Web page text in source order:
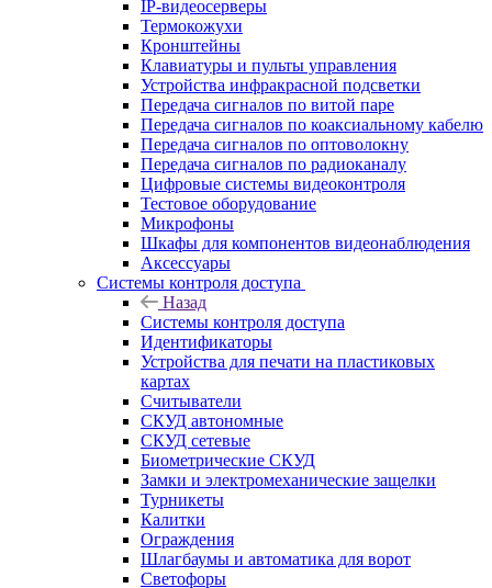
IP-видеосерверы
Термокожухи
Кронштейны
Клавиатуры и пульты управления
Устройства инфракрасной подсветки
Передача сигналов по витой паре
Передача сигналов по коаксиальному кабелю
Передача сигналов по оптоволокну
Передача сигналов по радиоканалу
Цифровые системы видеоконтроля
Тестовое оборудование
Микрофоны
Шкафы для компонентов видеонаблюдения
Аксессуары
Системы контроля доступа
Назад
Системы контроля доступа
Идентификаторы
Устройства для печати на пластиковых
картах
Считыватели
СКУД автономные
СКУД сетевые
Биометрические СКУД
Замки и электромеханические защелки
Турникеты
Калитки
Ограждения
Шлагбаумы и автоматика для ворот
Светофоры